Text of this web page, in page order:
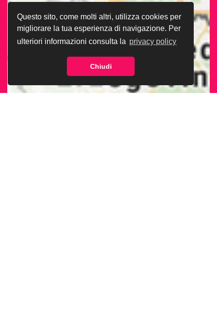
Questo sito, come molti altri, utilizza cookies per
migliorare la tua esperienza di navigazione. Per
ulteriori informazioni consulta la privacy policy
Chiudi